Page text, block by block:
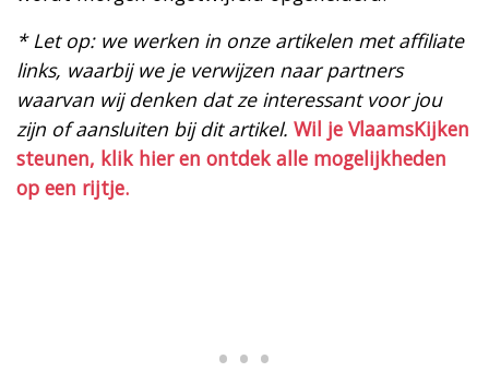
* Let op: we werken in onze artikelen met affiliate
links, waarbij we je verwijzen naar partners
waarvan wij denken dat ze interessant voor jou
zijn of aansluiten bij dit artikel. Wil je VlaamsKijken
steunen, klik hier en ontdek alle mogelijkheden
op een rijtje.